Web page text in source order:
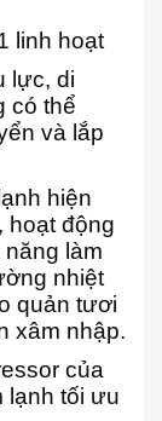
lực, di
có thể
và lắp
hiện
hoạt động
làm
nhiệt
quản tươi
xâm nhập.